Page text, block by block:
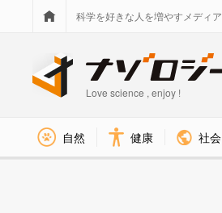
科学を好きな人を増やすメディ
Love science , enjoy !
自然 健康 社会